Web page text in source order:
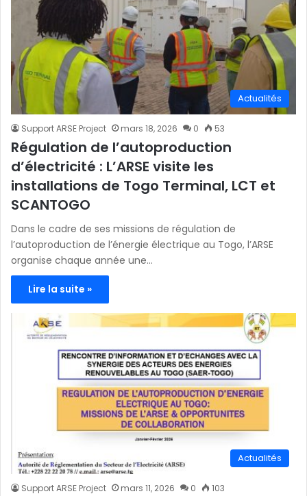
Actualités
Support ARSE Project mars 18, 2026 0 53
Régulation de l’autoproduction
d’électricité : L’ARSE visite les
installations de Togo Terminal, LCT et
SCANTOGO
Dans le cadre de ses missions de régulation de
l’autoproduction de l’énergie électrique au Togo, l’ARSE
organise chaque année une…
Lire la suite »
Actualités
Support ARSE Project mars 11, 2026 0 103